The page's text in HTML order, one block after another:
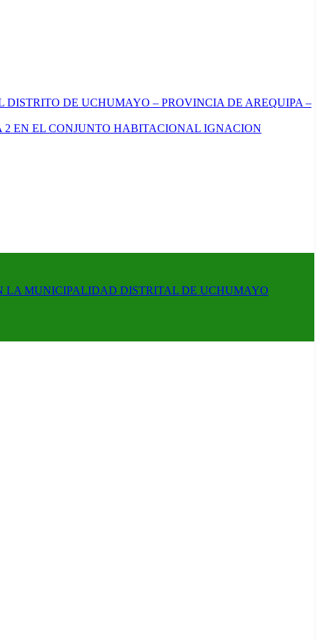
DISTRITO DE UCHUMAYO – PROVINCIA DE AREQUIPA –
EN EL CONJUNTO HABITACIONAL IGNACION
LA MUNICIPALIDAD DISTRITAL DE UCHUMAYO